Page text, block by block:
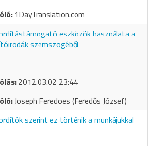
1DayTranslation.com
eszközök használata a
szemszögéből
2012.03.02 23:44
Joseph Feredoes (Feredős József)
szerint ez történik a munkájukkal